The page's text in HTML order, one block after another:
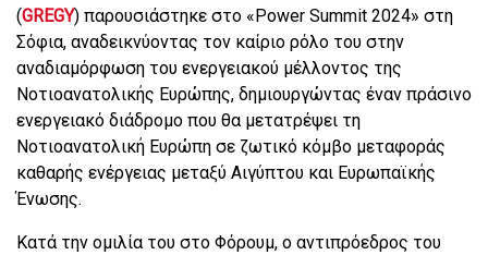
(GREGY) παρουσιάστηκε στο «Power Summit 2024» στη
Σόφια, αναδεικνύοντας τον καίριο ρόλο του στην
αναδιαμόρφωση του ενεργειακού μέλλοντος της
Νοτιοανατολικής Ευρώπης, δημιουργώντας έναν πράσινο
ενεργειακό διάδρομο που θα μετατρέψει τη
Νοτιοανατολική Ευρώπη σε ζωτικό κόμβο μεταφοράς
καθαρής ενέργειας μεταξύ Αιγύπτου και Ευρωπαϊκής
Ένωσης.
Κατά την ομιλία του στο Φόρουμ, ο αντιπρόεδρος του